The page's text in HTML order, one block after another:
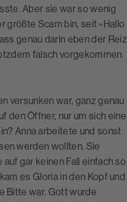
Aber sie war so wenig
größte Scam bin, seit »Hallo
genau darin eben der Reiz
falsch vorgekommen.
versunken war, ganz genau
den Öffner, nur um sich eine
Anna arbeitete und sonst
werden wollten. Sie
gar keinen Fall einfach so
es Gloria in den Kopf und
Bitte war. Gott wurde